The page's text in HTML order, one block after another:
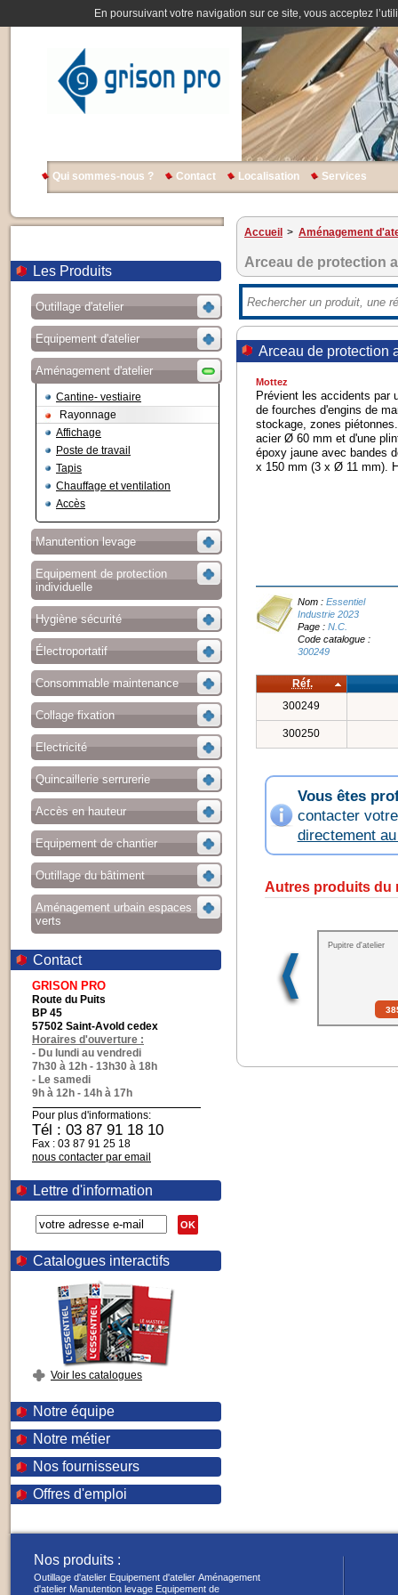
En poursuivant votre navigation sur ce site, vous acceptez
Qui sommes-nous ? Contact Localisation Services
Les Produits
Outillage d'atelier
Equipement d'atelier
Aménagement d'atelier
Cantine- vestiaire
Rayonnage
Affichage
Poste de travail
Tapis
Chauffage et ventilation
Accès
Manutention levage
Equipement de protection
individuelle
Hygiène sécurité
Électroportatif
Consommable maintenance
Collage fixation
Electricité
Quincaillerie serrurerie
Accès en hauteur
Equipement de chantier
Outillage du bâtiment
Aménagement urbain espaces
verts
Contact
GRISON PRO
Route du Puits
BP 45
57502 Saint-Avold cedex
Horaires d'ouverture :
- Du lundi au vendredi
7h30 à 12h - 13h30 à 18h
- Le samedi
9h à 12h - 14h à 17h
Pour plus d'informations:
Tél : 03 87 91 18 10
Fax : 03 87 91 25 18
nous contacter par email
Lettre d'information
OK
Catalogues interactifs
Voir les catalogues
Notre équipe
Notre métier
Nos fournisseurs
Offres d'emploi
Accueil > Aménagement
Arceau de protection
Arceau de protection
Mottez
Prévient les accidents par
de fourches d'engins de
stockage, zones
acier Ø 60 mm et d'une
époxy jaune avec bandes
x 150 mm (3 x Ø 11 mm).
Nom :Essentiel
Industrie 2023
Page :N.C.
Code catalogue :
300249
Réf.
300249
300250
Vous êtes
contacter
directement
Autres produits du
Pupitre d'atelier
Nos produits :
Outillage d'atelier Equipement d'atelier Aménagement
d'atelier Manutention levage Equipement de